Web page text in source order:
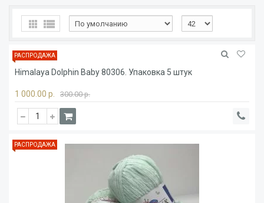
РАСПРОДАЖА
Himalaya Dolphin Baby 80306. Упаковка 5 штук
1 000.00 р. 300.00 р.
РАСПРОДАЖА